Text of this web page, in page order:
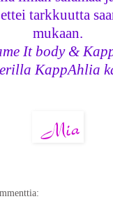
tarkkuutta
mukaan.
It body &
KappAhlia